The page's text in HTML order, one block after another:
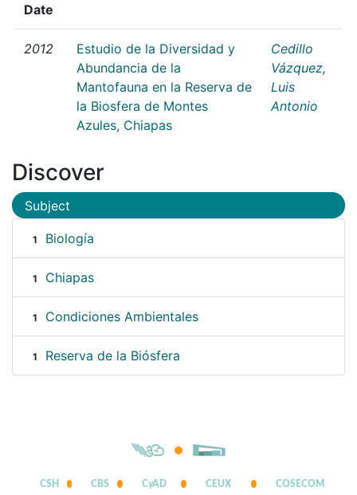
Date
2012
Estudio de la Diversidad y
Abundancia de la
Mantofauna en la Reserva de
la Biosfera de Montes
Azules, Chiapas
Cedillo
Vázquez,
Luis
Antonio
Discover
Subject
1 Biología
1 Chiapas
1 Condiciones Ambientales
1 Reserva de la Biósfera
CSH CBS CyAD CEUX COSECOM